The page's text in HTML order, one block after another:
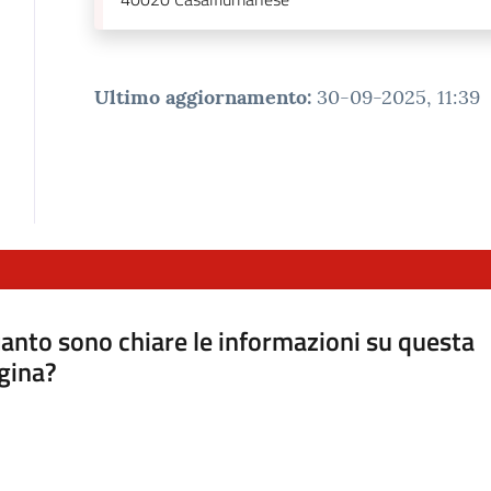
Ultimo aggiornamento: 30-09-2025, 11:39
sono chiare le informazioni su questa